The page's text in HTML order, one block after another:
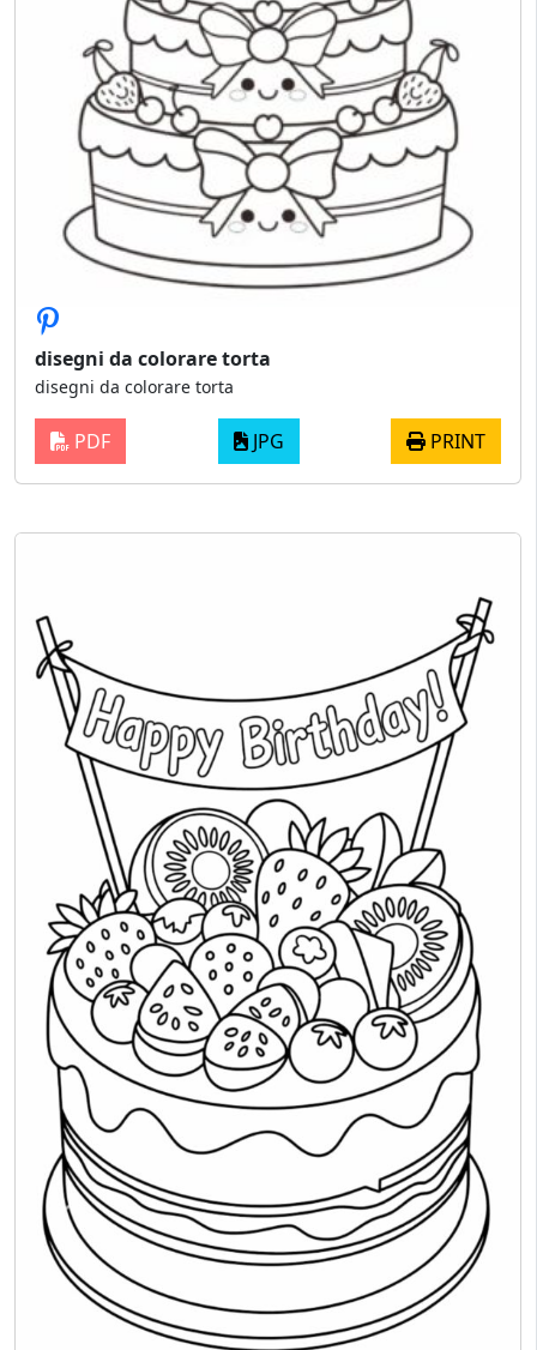
disegni da colorare torta
disegni da colorare torta
PDF JPG PRINT